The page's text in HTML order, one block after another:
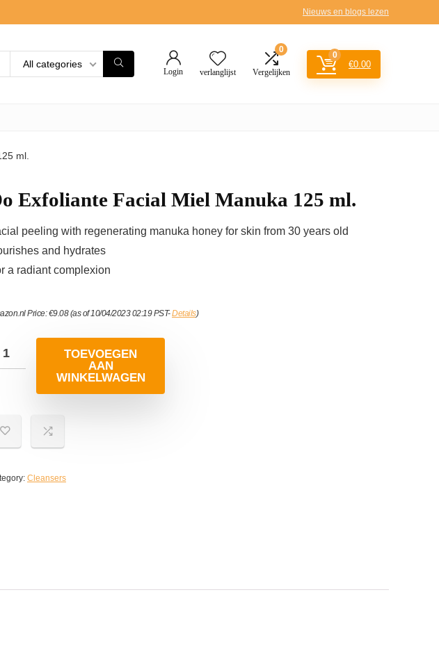
Nieuws en blogs lezen
All categories
Login verlanglijst
0
Vergelijken
0
€0.00
ml.
Exfoliante Facial Miel Manuka 125 ml.
peeling with regenerating manuka honey for skin from 30 years old
and hydrates
a radiant complexion
Price:€9.08(as of 10/04/2023 02:19 PST-Details)
TOEVOEGEN
AAN
WINKELWAGEN
Cleansers